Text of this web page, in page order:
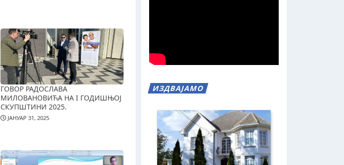
ГОВОР РАДОСЛАВА
МИЛОВАНОВИЋА НА I ГОДИШЊОЈ
СКУПШТИНИ 2025.
ЈАНУАР 31, 2025
ИЗДВАЈАМО